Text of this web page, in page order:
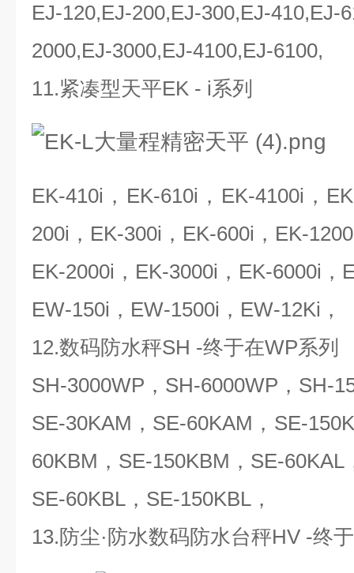
EJ-120,EJ-200,EJ-300,EJ-410,EJ-
2000,EJ-3000,EJ-4100,EJ-6100,
11.紧凑型天平EK - i系列
EK-410i，EK-610i，EK-4100i，
200i，EK-300i，EK-600i，EK-
EK-2000i，EK-3000i，EK-6000i，
EW-150i，EW-1500i，EW-12Ki，
12.数码防水秤SH -终于在WP系列
SH-3000WP，SH-6000WP，SH-
SE-30KAM，SE-60KAM，SE-
60KBM，SE-150KBM，SE-60KAL
SE-60KBL，SE-150KBL，
13.防尘·防水数码防水台秤HV -终